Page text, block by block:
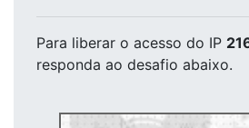
Para liberar o acesso do IP
responda ao desafio abaixo.